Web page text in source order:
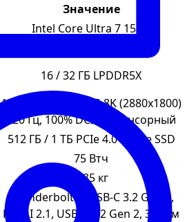
Значение
Intel Core Ultra 7 155H
16 / 32 ГБ LPDDR5X
14 дюймов OLED 2.8K (2880x1800)
120 Гц, 100% DCI-P3, сенсорный
512 ГБ / 1 ТБ PCIe 4.0 NVMe SSD
75 Втч
1.35 кг
Thunderbolt 4, USB-C 3.2 Gen 2,
HDMI 2.1, USB-A 3.2 Gen 2, 3.5 мм